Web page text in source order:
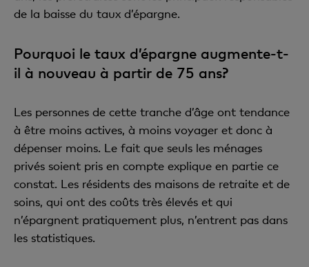
de la baisse du taux d’épargne.
Pourquoi le taux d’épargne augmente-t-
il à nouveau à partir de 75 ans?
Les personnes de cette tranche d’âge ont tendance
à être moins actives, à moins voyager et donc à
dépenser moins. Le fait que seuls les ménages
privés soient pris en compte explique en partie ce
constat. Les résidents des maisons de retraite et de
soins, qui ont des coûts très élevés et qui
n’épargnent pratiquement plus, n’entrent pas dans
les statistiques.